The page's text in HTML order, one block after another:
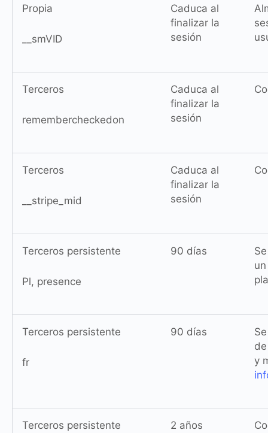
Propia
__smVID
Caduca al
finalizar la
sesión
Terceros
remembercheckedon
Caduca al
finalizar la
sesión
Terceros
__stripe_mid
Caduca al
finalizar la
sesión
Terceros persistente
Pl, presence
90 días
Terceros persistente
fr
90 días
y
Terceros persistente
2 años